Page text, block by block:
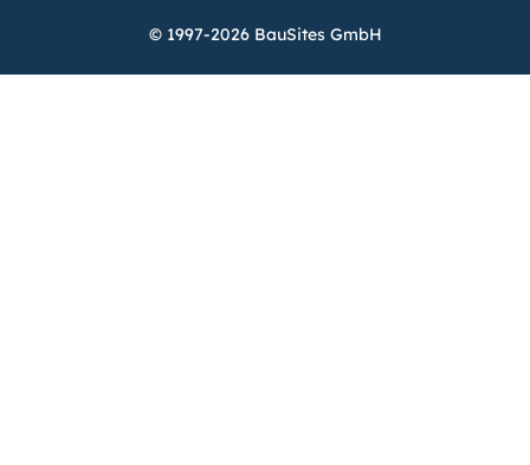
© 1997-2026 BauSites GmbH